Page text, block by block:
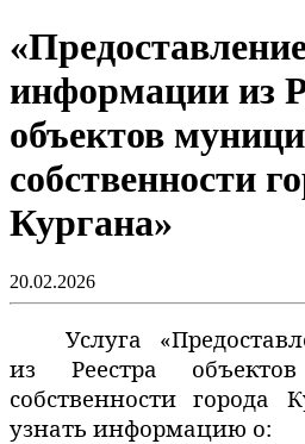
информации из
объектов
собственности
Кургана»
20.02.2026
Услуга
из Реестра
собственности города
узнать информацию о: